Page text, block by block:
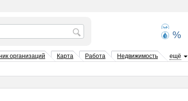
%
организаций Карта Работа Недвижимость ещё